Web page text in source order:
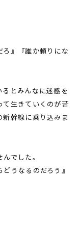
ろ』『誰か頼りにな
とみんなに迷惑を
て生きていくのが苦
幹線に乗り込みま
でした。
うなるのだろう』